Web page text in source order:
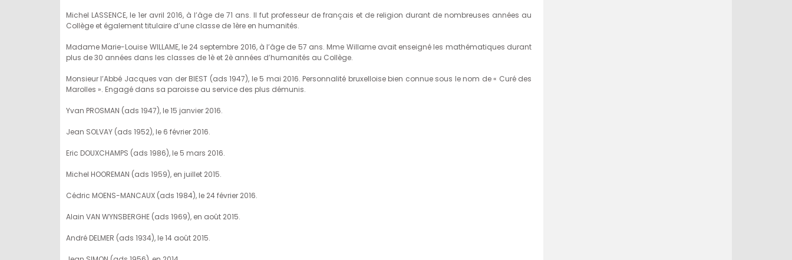
Michel LASSENCE, le 1er avril 2016, à l’âge de 71 ans. Il fut professeur de français et de religion durant de nombreuses années au
Collège et également titulaire d’une classe de 1ère en humanités.
Madame Marie-Louise WILLAME, le 24 septembre 2016, à l’âge de 57 ans. Mme Willame avait enseigné les mathématiques durant
plus de 30 années dans les classes de 1è et 2è années d’humanités au Collège.
Monsieur l’Abbé Jacques van der BIEST (ads 1947), le 5 mai 2016. Personnalité bruxelloise bien connue sous le nom de « Curé des
Marolles ». Engagé dans sa paroisse au service des plus démunis.
Yvan PROSMAN (ads 1947), le 15 janvier 2016.
Jean SOLVAY (ads 1952), le 6 février 2016.
Eric DOUXCHAMPS (ads 1986), le 5 mars 2016.
Michel HOOREMAN (ads 1959), en juillet 2015.
Cédric MOENS-MANCAUX (ads 1984), le 24 février 2016.
Alain VAN WYNSBERGHE (ads 1969), en août 2015.
André DELMER (ads 1934), le 14 août 2015.